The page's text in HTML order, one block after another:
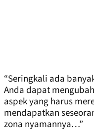
“Seringkali ada
Anda dapat
aspek yang harus
mendapatkan
zona nyamannya…”